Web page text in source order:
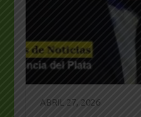
ABRIL 27, 2026